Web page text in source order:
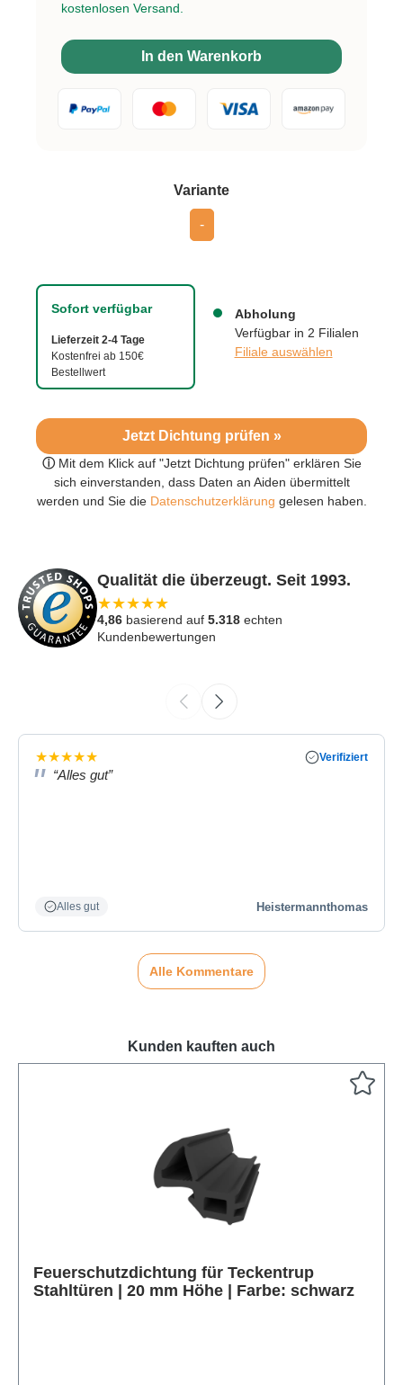
Jetzt Dichtung prüfen »
ⓘ Mit dem Klick auf "Jetzt Dichtung prüfen" erklären Sie
sich einverstanden, dass Daten an Aiden übermittelt
werden und Sie dieDatenschutzerklärung gelesen haben.
Sofort verfügbar
Lieferzeit 2-4 Tage
Kostenfrei ab 150€
Bestellwert
Abholung
Verfügbar in 2 Filialen
Filiale auswählen
Varianteauswählen
-
kostenlosen Versand.
In den Warenkorb
Qualität die überzeugt. Seit 1993.
★★★★★
4,86 basierend auf 5.318 echten
Kundenbewertungen
★★★★★ Verifiziert
“Alles gut”
Alles gut Heistermannthomas
Alle Kommentare
Kunden kauften auch
Feuerschutzdichtung für Teckentrup
Stahltüren | 20 mm Höhe | Farbe: schwarz